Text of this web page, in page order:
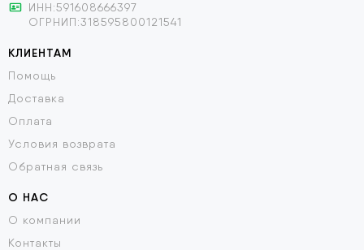
ИНН:591608666397
ОГРНИП:318595800121541
КЛИЕНТАМ
Помощь
Доставка
Оплата
Условия возврата
Обратная связь
О НАС
О компании
Контакты